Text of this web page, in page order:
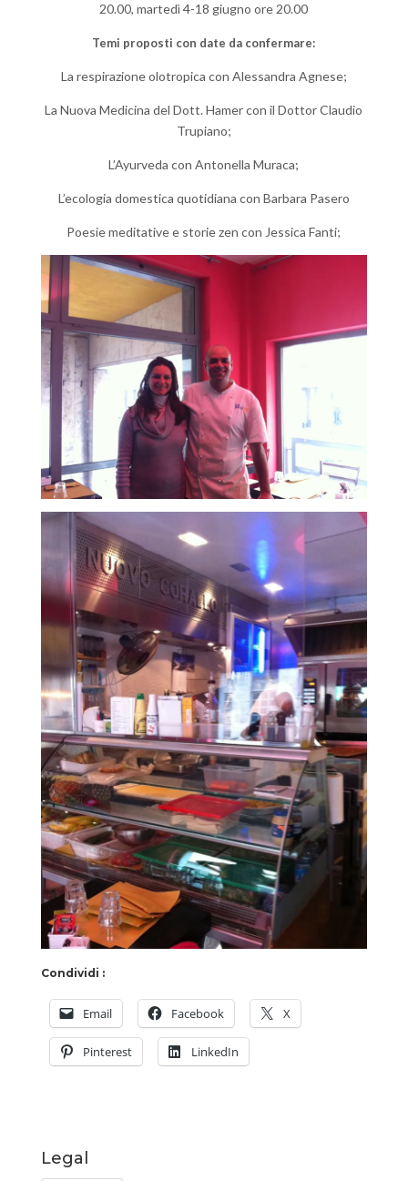
20.00, martedì 4-18 giugno ore 20.00
Temi proposti con date da confermare:
La respirazione olotropica con Alessandra Agnese;
La Nuova Medicina del Dott. Hamer con il Dottor Claudio
Trupiano;
L’Ayurveda con Antonella Muraca;
L’ecologia domestica quotidiana con Barbara Pasero
Poesie meditative e storie zen con Jessica Fanti;
Condividi :
Email Facebook X
Pinterest LinkedIn
Legal